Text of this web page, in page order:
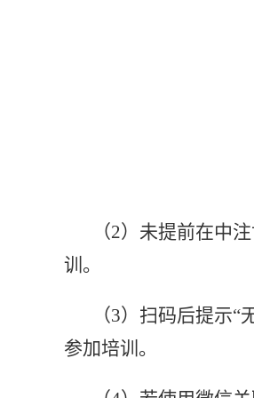
（2）未提前在中
训。
（3）扫码后提示“
参加培训。